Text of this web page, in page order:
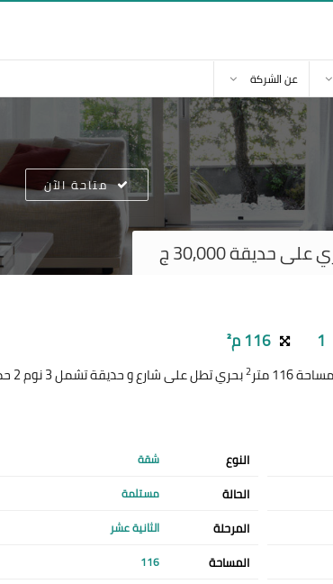
عن الشركة
حديقة 30,000 ج
متاحة الآن
1 116 م²
116 متر 2
النوع شقة
الحالة مستلمة
المرحلة الثانية عشر
المساحة 116